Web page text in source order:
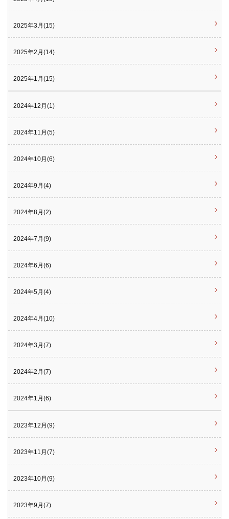
2025年3月(15)
2025年2月(14)
2025年1月(15)
2024年12月(1)
2024年11月(5)
2024年10月(6)
2024年9月(4)
2024年8月(2)
2024年7月(9)
2024年6月(6)
2024年5月(4)
2024年4月(10)
2024年3月(7)
2024年2月(7)
2024年1月(6)
2023年12月(9)
2023年11月(7)
2023年10月(9)
2023年9月(7)